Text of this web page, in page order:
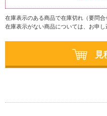
在庫表示のある商品で在庫切れ（要問合
在庫表示がない商品については、お申し
見